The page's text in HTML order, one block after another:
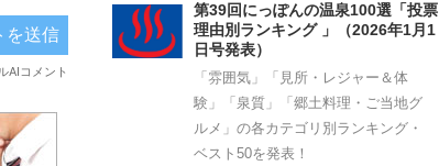
第39回にっぽんの温泉100選「投票
理由別ランキング 」（2026年1月1
日号発表）
「雰囲気」「見所・レジャー＆体
験」「泉質」「郷土料理・ご当地グ
ルメ」の各カテゴリ別ランキング・
ベスト50を発表！